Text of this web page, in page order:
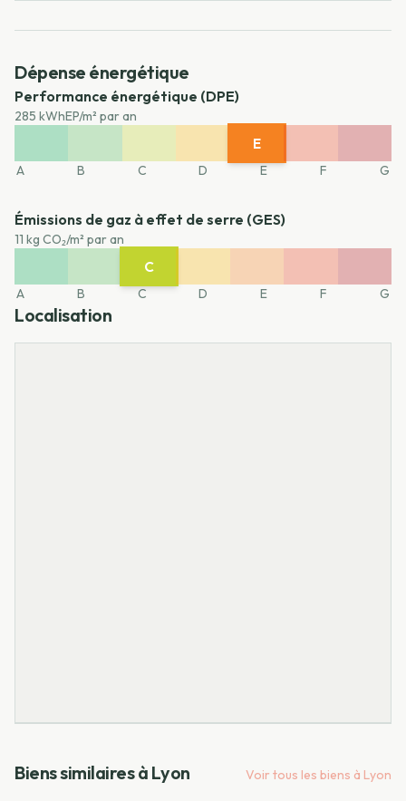
Dépense énergétique
Performance énergétique (DPE)
285 kWhEP/m² par an
E
A
B C D E F G
Émissions de gaz à effet de serre (GES)
11 kg CO₂/m² par an
C
A
B C D E F G
Localisation
Biens similaires à Lyon Voir tous les biens à Lyon